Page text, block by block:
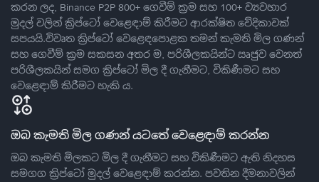
කරන ලද, Binance P2P 800+ ගෙවීම් ක්‍රම සහ 100+ ව්‍යවහාර
මුදල් වලින් ක්‍රිප්ටෝ වෙළෙඳාම් කිරීමට ආරක්ෂිත වේදිකාවක්
සපයයි.විවෘත ක්‍රිප්ටෝ වෙළෙඳපොළක තමන් කැමති මිල ගණන්
සහ ගෙවීම් ක්‍රම සකසන අතර ම, පරිශීලකයින්ට ඍජුව වෙනත්
පරිශීලකයින් සමග ක්‍රිප්ටෝ මිල දී ගැනීමට, විකිණීමට සහ
වෙළෙඳාම් කිරීමට හැකි ය.
ඔබ කැමති මිල ගණන් යටතේ වෙළෙඳාම් කරන්න
ඔබ කැමති මිලකට මිල දී ගැනීමට සහ විකිණීමට ඇති නිදහස
සමගග ක්‍රිප්ටෝ මුදල් වෙළෙඳාම් කරන්න. පවතින දීමනාවලින්